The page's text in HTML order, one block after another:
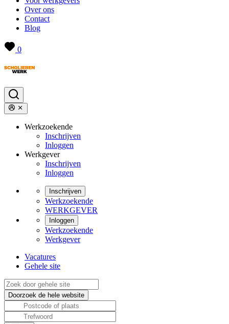
Over ons
Contact
Blog
0
Werkzoekende
Inschrijven
Inloggen
Werkgever
Inschrijven
Inloggen
Inschrijven
Werkzoekende
WERKGEVER
Inloggen
Werkzoekende
Werkgever
Vacatures
Gehele site